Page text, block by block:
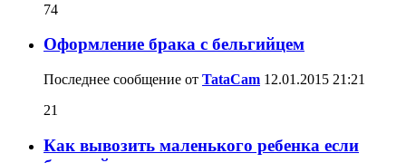
74
Оформление брака с бельгийцем
Последнее сообщение от TataCam 12.01.2015 21:21
21
Как вывозить маленького ребенка если